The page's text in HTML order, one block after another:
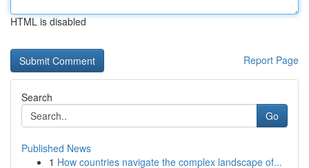
HTML is disabled
Report Page
Search
Go
Published News
1 How countries navigate the complex landscape of...